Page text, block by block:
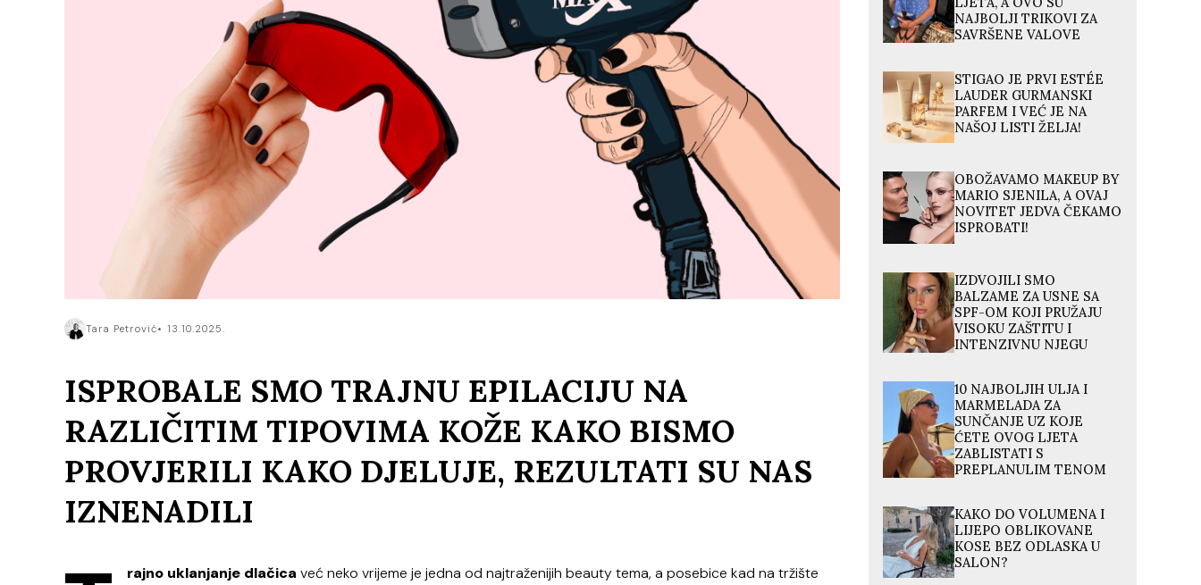
Tara Petrović 13.10.2025.
ISPROBALE SMO TRAJNU EPILACIJU NA
RAZLIČITIM TIPOVIMA KOŽE KAKO BISMO
PROVJERILI KAKO DJELUJE, REZULTATI SU NAS
IZNENADILI
rajno uklanjanje dlačica već neko vrijeme je jedna od najtraženijih beauty tema, a posebice kad na tržište
NAJBOLJI TRIKOVI ZA
SAVRŠENE VALOVE
STIGAO JE PRVI ESTÉE
LAUDER GURMANSKI
PARFEM I VEĆ JE NA
NAŠOJ LISTI ŽELJA!
OBOŽAVAMO MAKEUP BY
MARIO SJENILA, A OVAJ
NOVITET JEDVA ČEKAMO
ISPROBATI!
IZDVOJILI SMO
BALZAME ZA USNE SA
SPF-OM KOJI PRUŽAJU
VISOKU ZAŠTITU I
INTENZIVNU NJEGU
10 NAJBOLJIH ULJA I
MARMELADA ZA
SUNČANJE UZ KOJE
ĆETE OVOG LJETA
ZABLISTATI S
PREPLANULIM TENOM
KAKO DO VOLUMENA I
LIJEPO OBLIKOVANE
KOSE BEZ ODLASKA U
SALON?